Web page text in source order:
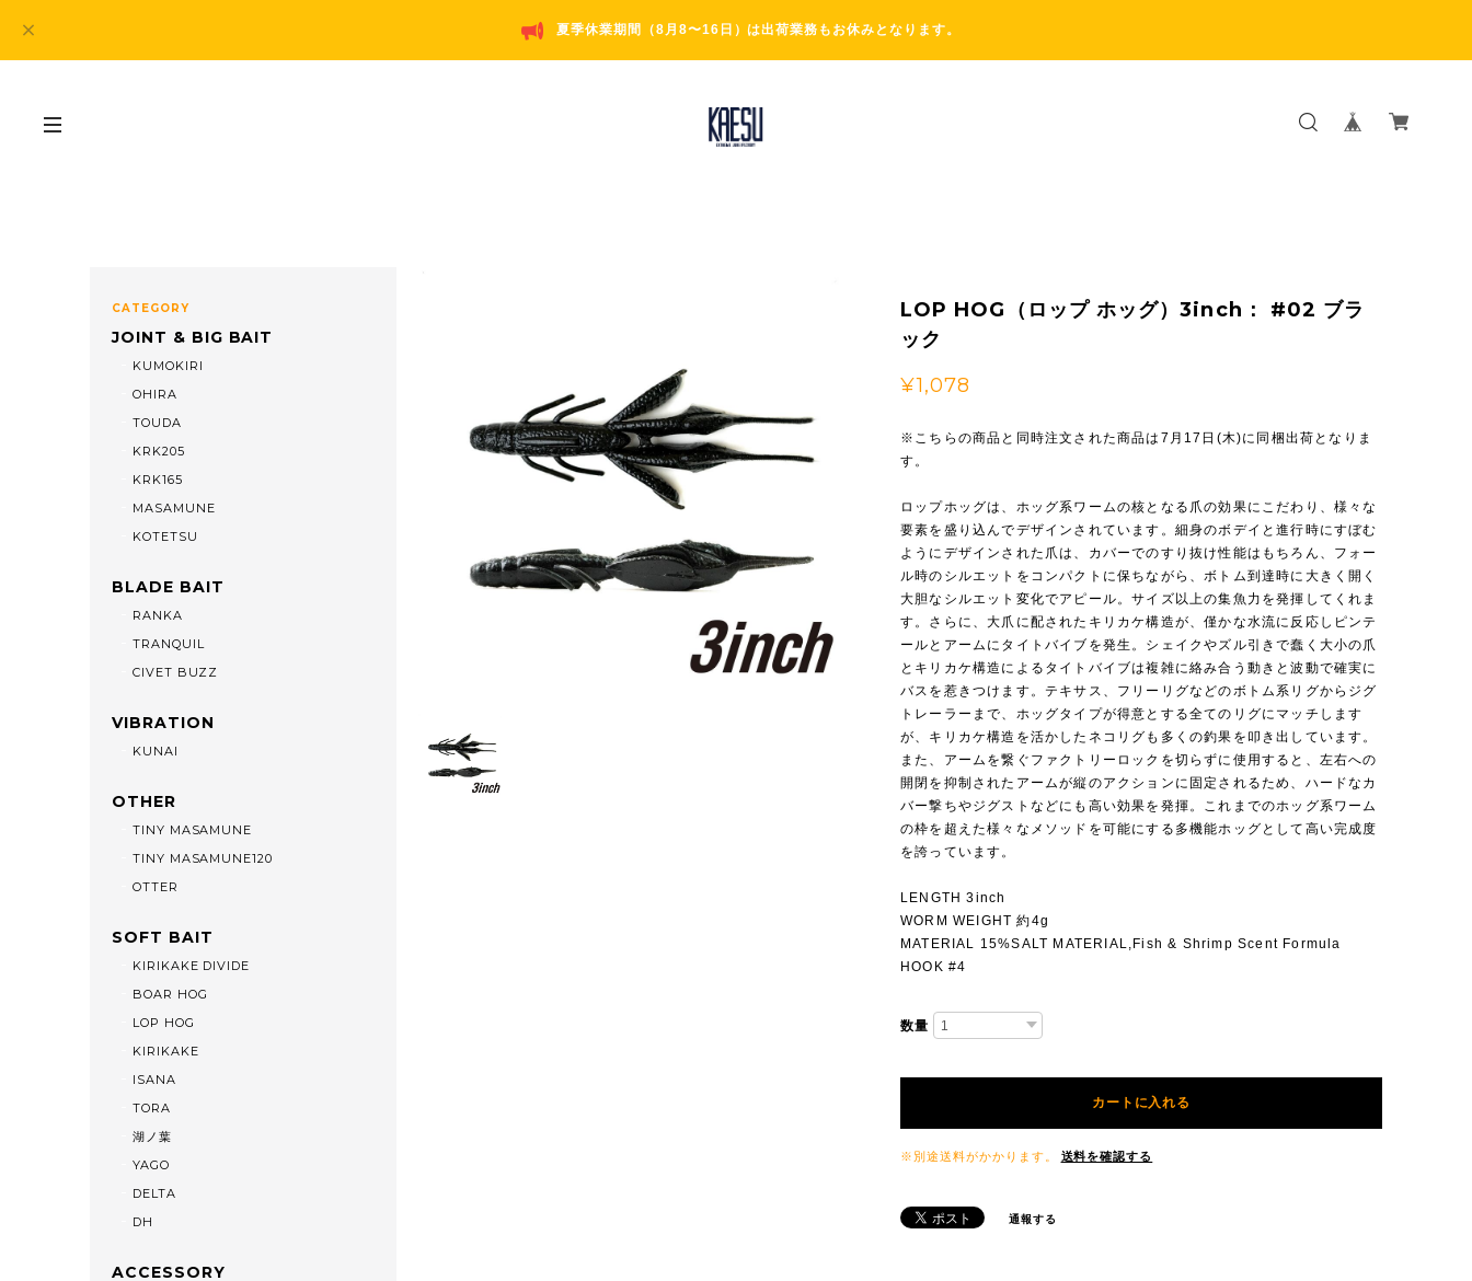
夏季休業期間（8月8〜16日）は出荷業務もお休みとなります。
LOP HOG（ロップ ホッグ）3inch： #02 ブラ
ック
¥1,078
※こちらの商品と同時注文された商品は7月17日(木)に同梱出荷となりま
す。
ロップホッグは、ホッグ系ワームの核となる爪の効果にこだわり、様々な
要素を盛り込んでデザインされています。細身のボデイと進行時にすぼむ
ようにデザインされた爪は、カバーでのすり抜け性能はもちろん、フォー
ル時のシルエットをコンパクトに保ちながら、ボトム到達時に大きく開く
大胆なシルエット変化でアピール。サイズ以上の集魚力を発揮してくれま
す。さらに、大爪に配されたキリカケ構造が、僅かな水流に反応しピンテ
ールとアームにタイトバイブを発生。シェイクやズル引きで蠢く大小の爪
とキリカケ構造によるタイトバイブは複雑に絡み合う動きと波動で確実に
バスを惹きつけます。テキサス、フリーリグなどのボトム系リグからジグ
トレーラーまで、ホッグタイプが得意とする全てのリグにマッチします
が、キリカケ構造を活かしたネコリグも多くの釣果を叩き出しています。
また、アームを繋ぐファクトリーロックを切らずに使用すると、左右への
開閉を抑制されたアームが縦のアクションに固定されるため、ハードなカ
バー撃ちやジグストなどにも高い効果を発揮。これまでのホッグ系ワーム
の枠を超えた様々なメソッドを可能にする多機能ホッグとして高い完成度
を誇っています。
LENGTH 3inch
WORM WEIGHT 約4g
MATERIAL 15%SALT MATERIAL,Fish & Shrimp Scent Formula
HOOK #4
数量
カートに入れる
※別途送料がかかります。 送料を確認する
通報する
CATEGORY
JOINT & BIG BAIT
KUMOKIRI
OHIRA
TOUDA
KRK205
KRK165
MASAMUNE
KOTETSU
BLADE BAIT
RANKA
TRANQUIL
CIVET BUZZ
VIBRATION
KUNAI
OTHER
TINY MASAMUNE
TINY MASAMUNE120
OTTER
SOFT BAIT
KIRIKAKE DIVIDE
BOAR HOG
LOP HOG
KIRIKAKE
ISANA
TORA
湖ノ葉
YAGO
DELTA
DH
ACCESSORY